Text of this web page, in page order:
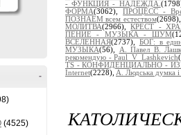
-
(4525)
- ФУНКЦИЯ - НАДЕЖДА.
ФОРМА(3062),ПРОЦЕСС -
ПОЗНАЁМ всем естеством
МОЛИТВА(2966),КРЕСТ -
ПЕНИЕ - МУЗЫКА - ШУМ
ВСЕЛЕННАЯ(2737), БОГ: в
МУЗЫКА(56),
А. Павел В.
рекомендую - Paul_V_Lashkevich
TS - КОНФИДЕНЦИАЛЬНО -
Internet(2228), A. Людська думка